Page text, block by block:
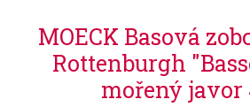
MOECK Basová
Rottenburgh
mořený javor